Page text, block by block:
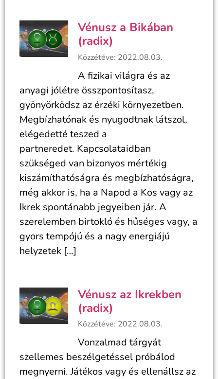
Vénusz a Bikában
(radix)
Közzétéve: 2022.08.03.
A fizikai világra és az
anyagi jólétre összpontosítasz,
gyönyörködsz az érzéki környezetben.
Megbízhatónak és nyugodtnak látszol,
elégedetté teszed a
partneredet. Kapcsolataidban
szükséged van bizonyos mértékig
kiszámíthatóságra és megbízhatóságra,
még akkor is, ha a Napod a Kos vagy az
Ikrek spontánabb jegyeiben jár. A
szerelemben birtokló és hűséges vagy, a
gyors tempójú és a nagy energiájú
helyzetek […]
Vénusz az Ikrekben
(radix)
Közzétéve: 2022.08.03.
Vonzalmad tárgyát
szellemes beszélgetéssel próbálod
megnyerni. Játékos vagy és ellenállsz az